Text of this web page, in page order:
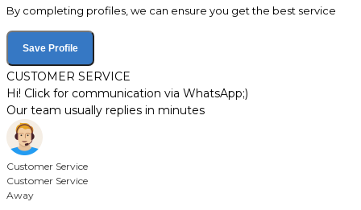
By completing profiles, we can ensure you get the best service
Save Profile
CUSTOMER SERVICE
Hi! Click for communication via WhatsApp;)
Our team usually replies in minutes
Customer Service
Customer Service
Away